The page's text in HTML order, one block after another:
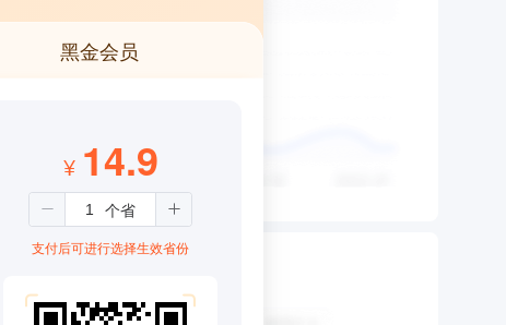
黑金会员
¥ 14.9
支付后可进行选择生效省份